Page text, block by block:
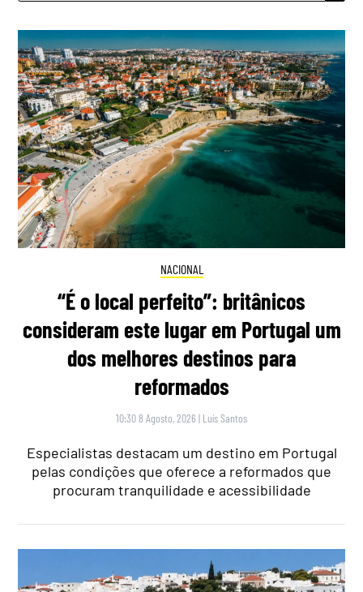
NACIONAL
“É o local perfeito”: britânicos
consideram este lugar em Portugal um
dos melhores destinos para
reformados
10:30 8 Agosto, 2026 | Luís Santos
Especialistas destacam um destino em Portugal
pelas condições que oferece a reformados que
procuram tranquilidade e acessibilidade